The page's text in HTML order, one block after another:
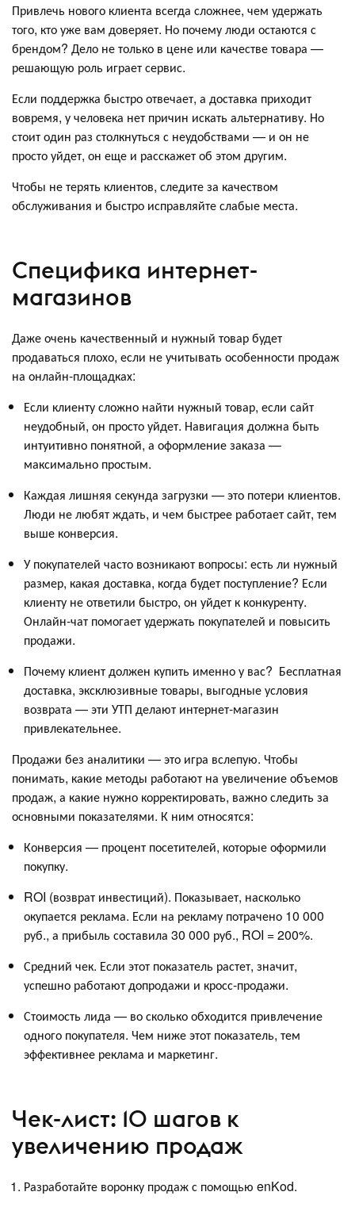
Привлечь нового клиента всегда сложнее, чем удержать
того, кто уже вам доверяет. Но почему люди остаются с
брендом? Дело не только в цене или качестве товара —
решающую роль играет сервис.
Если поддержка быстро отвечает, а доставка приходит
вовремя, у человека нет причин искать альтернативу. Но
стоит один раз столкнуться с неудобствами — и он не
просто уйдет, он еще и расскажет об этом другим.
Чтобы не терять клиентов, следите за качеством
обслуживания и быстро исправляйте слабые места.
Специфика интернет-
магазинов
Даже очень качественный и нужный товар будет
продаваться плохо, если не учитывать особенности продаж
на онлайн-площадках:
Если клиенту сложно найти нужный товар, если сайт
неудобный, он просто уйдет. Навигация должна быть
интуитивно понятной, а оформление заказа —
максимально простым.
Каждая лишняя секунда загрузки — это потери клиентов.
Люди не любят ждать, и чем быстрее работает сайт, тем
выше конверсия.
У покупателей часто возникают вопросы: есть ли нужный
размер, какая доставка, когда будет поступление? Если
клиенту не ответили быстро, он уйдет к конкуренту.
Онлайн-чат помогает удержать покупателей и повысить
продажи.
Почему клиент должен купить именно у вас? Бесплатная
доставка, эксклюзивные товары, выгодные условия
возврата — эти УТП делают интернет-магазин
привлекательнее.
Продажи без аналитики — это игра вслепую. Чтобы
понимать, какие методы работают на увеличение объемов
продаж, а какие нужно корректировать, важно следить за
основными показателями. К ним относятся:
Конверсия — процент посетителей, которые оформили
покупку.
ROI (возврат инвестиций). Показывает, насколько
окупается реклама. Если на рекламу потрачено 10 000
руб., а прибыль составила 30 000 руб., ROI = 200%.
Средний чек. Если этот показатель растет, значит,
успешно работают допродажи и кросс-продажи.
Стоимость лида — во сколько обходится привлечение
одного покупателя. Чем ниже этот показатель, тем
эффективнее реклама и маркетинг.
Чек-лист: 10 шагов к
увеличению продаж
Разработайте воронку продаж с помощью enKod.